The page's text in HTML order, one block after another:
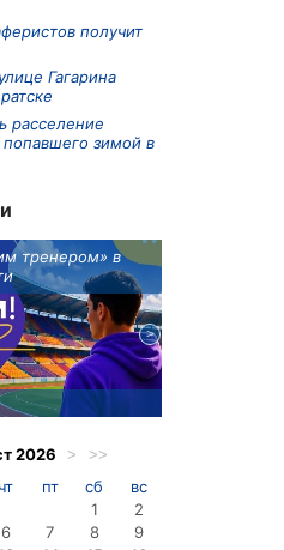
получит
Гагарина
расселение
зимой в
тренером» в
2026 > >>
чт пт сб
вс
1
2
6 7 8
9